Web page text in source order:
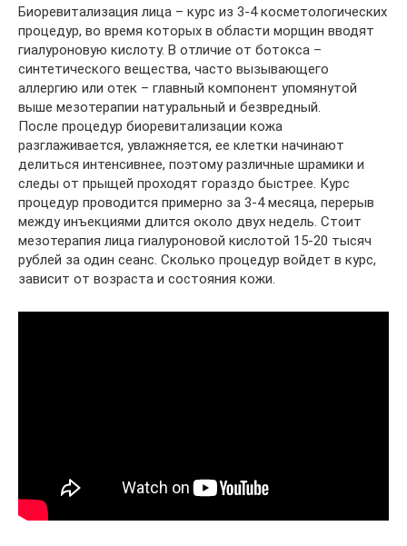
Биоревитализация лица – курс из 3-4 косметологических
процедур, во время которых в области морщин вводят
гиалуроновую кислоту. В отличие от ботокса –
синтетического вещества, часто вызывающего
аллергию или отек – главный компонент упомянутой
выше мезотерапии натуральный и безвредный.
После процедур биоревитализации кожа
разглаживается, увлажняется, ее клетки начинают
делиться интенсивнее, поэтому различные шрамики и
следы от прыщей проходят гораздо быстрее. Курс
процедур проводится примерно за 3-4 месяца, перерыв
между инъекциями длится около двух недель. Стоит
мезотерапия лица гиалуроновой кислотой 15-20 тысяч
рублей за один сеанс. Сколько процедур войдет в курс,
зависит от возраста и состояния кожи.